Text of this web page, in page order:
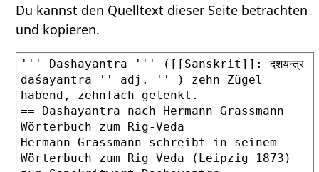
Du kannst den Quelltext dieser Seite betrachten
und kopieren.